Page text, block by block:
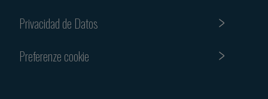
Privacidad de Datos
Preferenze cookie